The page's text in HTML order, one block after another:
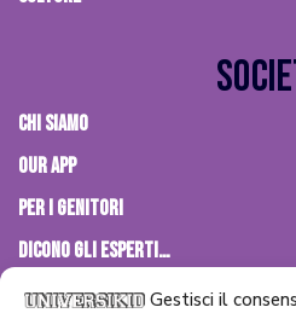
Gestisci il
Chi siamo
OUR APP
PER I GENITORI
Dicono gli esperti…
Contattaci